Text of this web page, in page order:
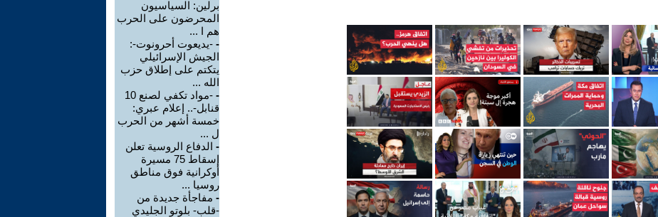
برلين: السياسيون
المحرضون على الحرب
هم ا ...
- -يديعوت أحرونوت-:
الجيش الإسرائيلي
يتكتم على إطلاق حزب
الله ...
-
-مواد تكفي لصنع 10
قنابل-.. إعلام عبري:
خمسة أشهر من الحرب
ل ...
- الدفاع الروسية تعلن
إسقاط 75 مسيرة
أوكرانية فوق مناطق
روسيا ...
- مفاجأة جديدة من
-قلب- بلوتو الجليدي